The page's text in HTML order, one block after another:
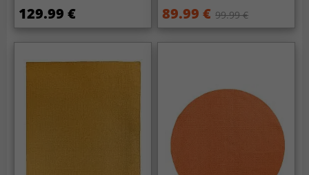
129.99 € 89.99 € 99.99 €